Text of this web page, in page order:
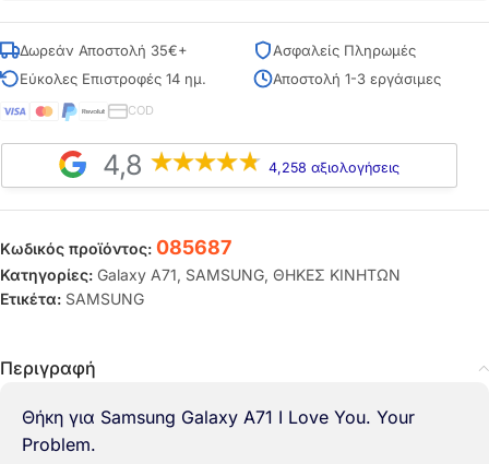
Δωρεάν Αποστολή 35€+
Ασφαλείς Πληρωμές
Εύκολες Επιστροφές 14 ημ.
Αποστολή 1-3 εργάσιμες
COD
4,8 4,258 αξιολογήσεις
Κωδικός προϊόντος: 085687
Κατηγορίες: Galaxy A71, SAMSUNG, ΘΗΚΕΣ ΚΙΝΗΤΩΝ
Ετικέτα: SAMSUNG
Περιγραφή
Θήκη για Samsung Galaxy A71 I Love You. Your
Problem.